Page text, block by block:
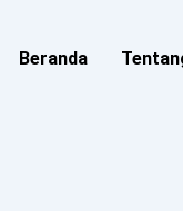
Beranda